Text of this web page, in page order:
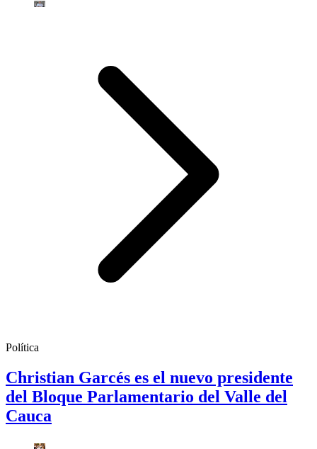
Política
Christian Garcés es el nuevo presidente
del Bloque Parlamentario del Valle del
Cauca